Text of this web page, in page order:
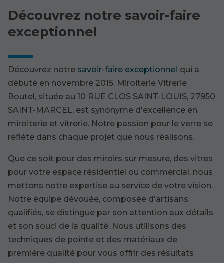
Découvrez notre savoir-faire
exceptionnel
Découvrez notre savoir-faire exceptionnel qui a
débuté en novembre 2015. Miroiterie Vitrerie
Boutel, située au 10 RUE CLOS SAINT-LOUIS, 27950
SAINT-MARCEL, est synonyme d'excellence en
miroiterie et vitrerie. Notre passion pour le verre se
reflète dans chaque projet que nous réalisons.
Que ce soit pour des miroirs sur mesure, des vitres
pour votre espace résidentiel ou commercial, nous
mettons notre expertise au service de votre vision.
Notre équipe dévouée, composée d'artisans
qualifiés, se distingue par son attention aux détails
et son souci de la qualité. Nous utilisons des
techniques de pointe et des matériaux de
première qualité pour vous offrir des résultats